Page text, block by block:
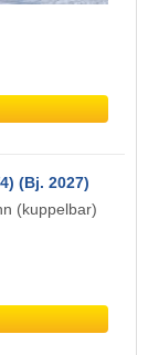
(Bj. 2027)
(kuppelbar)